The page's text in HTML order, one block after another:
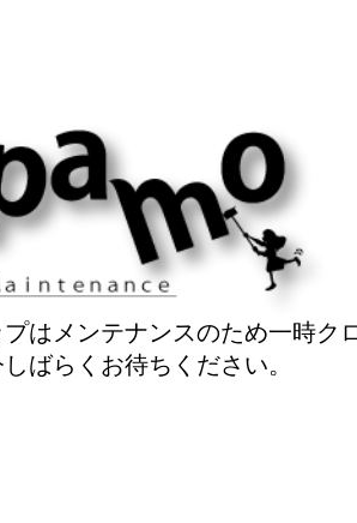
はメンテナンスのため一時ク
ばらくお待ちください。